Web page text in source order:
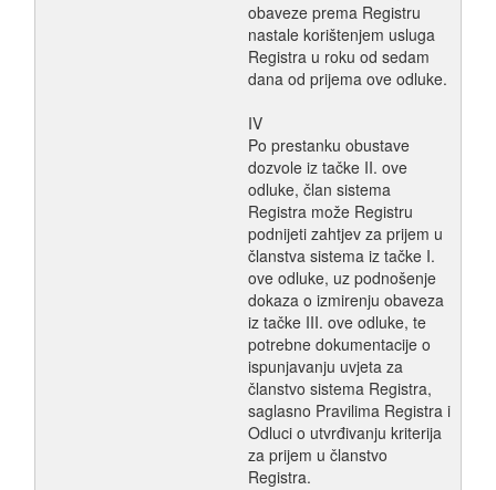
obaveze prema Registru
nastale korištenjem usluga
Registra u roku od sedam
dana od prijema ove odluke.
IV
Po prestanku obustave
dozvole iz tačke II. ove
odluke, član sistema
Registra može Registru
podnijeti zahtjev za prijem u
članstva sistema iz tačke I.
ove odluke, uz podnošenje
dokaza o izmirenju obaveza
iz tačke III. ove odluke, te
potrebne dokumentacije o
ispunjavanju uvjeta za
članstvo sistema Registra,
saglasno Pravilima Registra i
Odluci o utvrđivanju kriterija
za prijem u članstvo
Registra.